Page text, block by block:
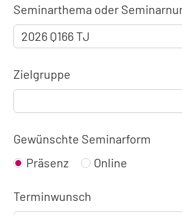
Angaben
zum
Seminar
Seminarthema oder
Zielgruppe
Gewünschte Seminarform
Präsenz
Online
Terminwunsch